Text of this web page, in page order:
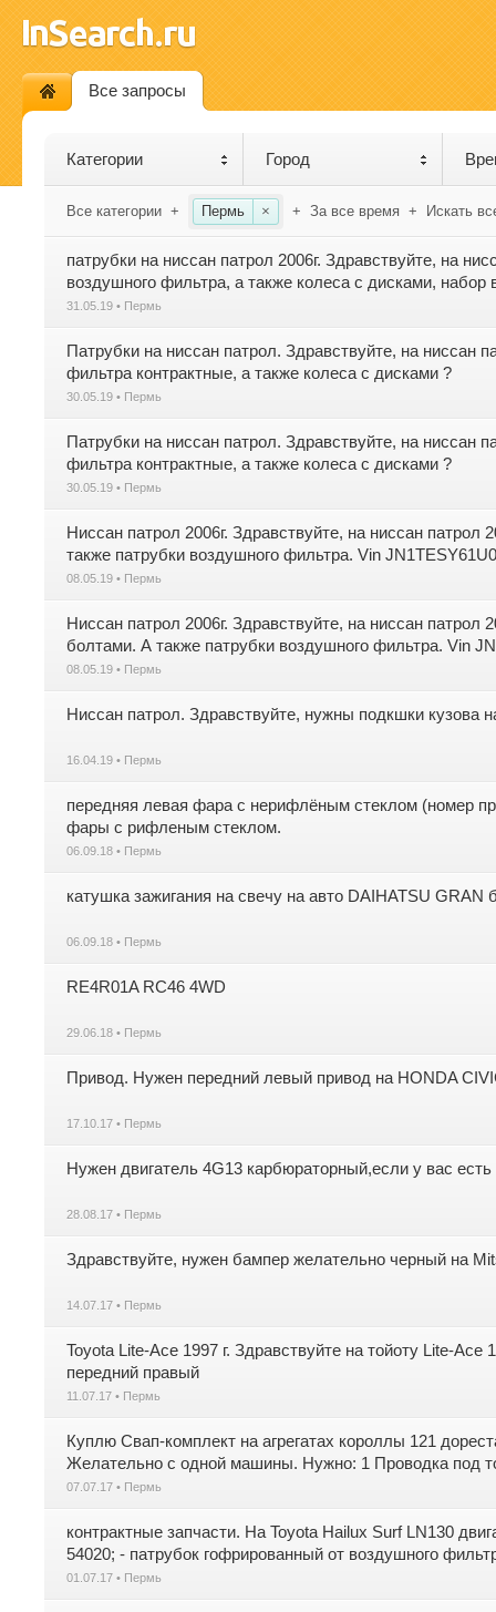
Все запросы
Категории Город
Все категории + Пермь × + За все время + Искать
патрубки на ниссан патрол 2006г. Здравствуйте, на
воздушного фильтра, а также колеса с дисками, набор
31.05.19 • Пермь
Патрубки на ниссан патрол. Здравствуйте, на ниссан
фильтра контрактные, а также колеса с дисками ?
30.05.19 • Пермь
Патрубки на ниссан патрол. Здравствуйте, на ниссан
фильтра контрактные, а также колеса с дисками ?
30.05.19 • Пермь
Ниссан патрол 2006г. Здравствуйте, на ниссан
также патрубки воздушного фильтра. Vin
08.05.19 • Пермь
Ниссан патрол 2006г. Здравствуйте, на ниссан
болтами. А также патрубки воздушного фильтра. Vin
08.05.19 • Пермь
Ниссан патрол. Здравствуйте, нужны подкшки кузова
16.04.19 • Пермь
передняя левая фара с нерифлёным стеклом (номер
фары с рифленым стеклом.
06.09.18 • Пермь
катушка зажигания на свечу на авто DAIHATSU GRAN
06.09.18 • Пермь
RE4R01A RC46 4WD
29.06.18 • Пермь
Привод. Нужен передний левый привод на HONDA
17.10.17 • Пермь
Нужен двигатель 4G13 карбюраторный,если у вас
28.08.17 • Пермь
Здравствуйте, нужен бампер желательно черный на
14.07.17 • Пермь
Toyota Lite-Ace 1997 г. Здравствуйте на тойоту Lite-
передний правый
11.07.17 • Пермь
Куплю Свап-комплект на агрегатах короллы 121
Желательно с одной машины. Нужно: 1 Проводка под
07.07.17 • Пермь
контрактные запчасти. На Toyota Hailux Surf LN130
54020; - патрубок гофрированный от воздушного
01.07.17 • Пермь